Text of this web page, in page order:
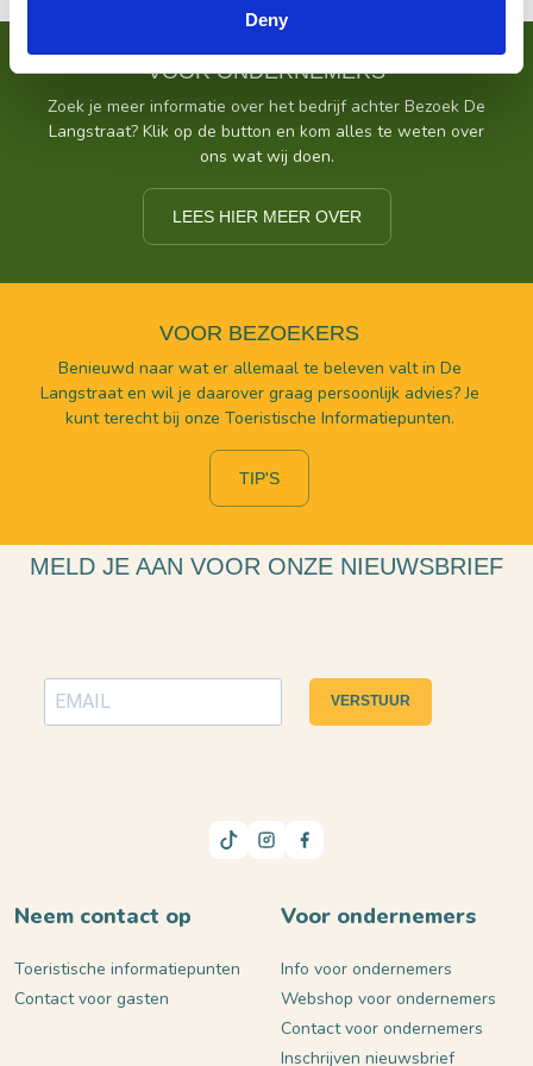
Deny
VOOR ONDERNEMERS
Zoek je meer informatie over het bedrijf achter Bezoek De
Langstraat? Klik op de button en kom alles te weten over
ons wat wij doen.
LEES HIER MEER OVER
VOOR BEZOEKERS
Benieuwd naar wat er allemaal te beleven valt in De
Langstraat en wil je daarover graag persoonlijk advies? Je
kunt terecht bij onze Toeristische Informatiepunten.
TIP'S
MELD JE AAN VOOR ONZE NIEUWSBRIEF
VERSTUUR
Neem contact op
Toeristische informatiepunten
Contact voor gasten
Voor ondernemers
Info voor ondernemers
Webshop voor ondernemers
Contact voor ondernemers
Inschrijven nieuwsbrief